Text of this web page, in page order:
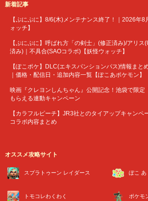
新着記事
【ぷにぷに】8/6(木)メンテナンス終了！｜2026年8
ォッチ】
【ぷにぷに】呼ばれ方「の剣士」(修正済み)/アリス
済み)｜不具合(SAOコラボ)【妖怪ウォッチ】
【ぽこポケ】DLC(エキスパンションパス)情報まと
｜価格・配信日・追加内容一覧【ぽこあポケモン】
映画『クレヨンしんちゃん』公開記念！池袋で限定
もらえる連動キャンペーン
【カラフルピーチ】JR3社とのタイアップキャンペ
コラボ内容まとめ
オススメ攻略サイト
スプラトゥーン レイダース ぽこ あ
トモコレわくわく ポケモ